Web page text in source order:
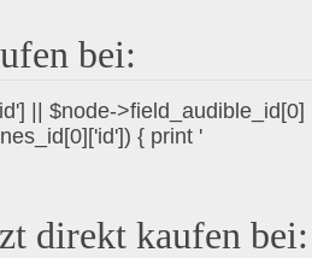
bei:
|| $node->field_audible_id[0]
{ print '
direkt kaufen bei: